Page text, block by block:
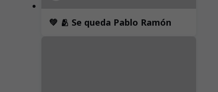
💚 🫂 Se queda Pablo Ramón